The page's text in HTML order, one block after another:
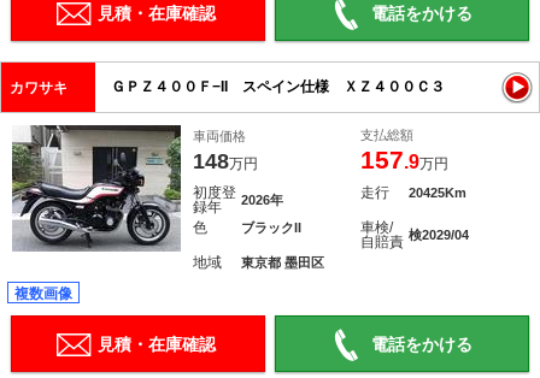
見積・在庫確認 電話をかける
カワサキ ＧＰＺ４００Ｆ−II スペイン仕様 ＸＺ４００Ｃ３
車両価格
148万円
支払総額
157.9万円
初度登
録年
2026年 走行 20425Km
色 ブラックII
車検/
自賠責 検2029/04
地域 東京都 墨田区
複数画像
見積・在庫確認 電話をかける